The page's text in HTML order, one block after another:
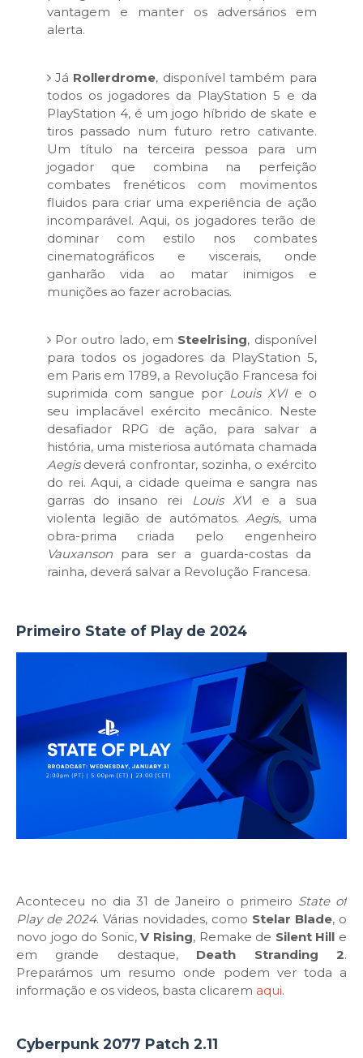
vantagem e manter os adversários em
alerta.
Já Rollerdrome, disponível também para
todos os jogadores da PlayStation 5 e da
PlayStation 4, é um jogo híbrido de skate e
tiros passado num futuro retro cativante.
Um título na terceira pessoa para um
jogador que combina na perfeição
combates frenéticos com movimentos
fluidos para criar uma experiência de ação
incomparável. Aqui, os jogadores terão de
dominar com estilo nos combates
cinematográficos e viscerais, onde
ganharão vida ao matar inimigos e
munições ao fazer acrobacias.
Por outro lado, em Steelrising, disponível
para todos os jogadores da PlayStation 5,
em Paris em 1789, a Revolução Francesa foi
suprimida com sangue por Louis XVIe o
seu implacável exército mecânico. Neste
desafiador RPG de ação, para salvar a
história, uma misteriosa autómata chamada
Aegis deverá confrontar, sozinha, o exército
do rei. Aqui, a cidade queima e sangra nas
garras do insano rei
Louis XVI e a sua
violenta legião de autómatos. Aegis, uma
obra-prima criada pelo engenheiro
Vauxanson para ser a guarda-costas da
rainha, deverá salvar a Revolução Francesa.
Primeiro State of Play de 2024
Aconteceu no dia 31 de Janeiro o primeiro State of
Play de 2024. Várias novidades, como Stelar Blade, o
novo jogo do Sonic,V Rising, Remake de Silent Hill e
em grande destaque, Death Stranding 2.
Preparámos um resumo onde podem ver toda a
informação e os videos, basta clicarem aqui.
Cyberpunk 2077 Patch 2.11